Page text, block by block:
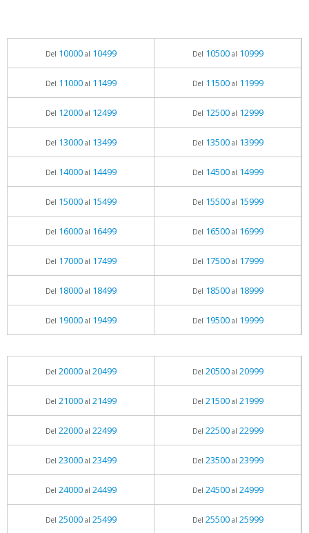
Del 10000al 10499 Del 10500al 10999
Del 11000al 11499 Del 11500al 11999
Del 12000al 12499 Del 12500al 12999
Del 13000al 13499 Del 13500al 13999
Del 14000al 14499 Del 14500al 14999
Del 15000al 15499 Del 15500al 15999
Del 16000al 16499 Del 16500al 16999
Del 17000al 17499 Del 17500al 17999
Del 18000al 18499 Del 18500al 18999
Del 19000al 19499 Del 19500al 19999
Del 20000al 20499 Del 20500al 20999
Del 21000al 21499 Del 21500al 21999
Del 22000al 22499 Del 22500al 22999
Del 23000al 23499 Del 23500al 23999
Del 24000al 24499 Del 24500al 24999
Del 25000al 25499 Del 25500al 25999